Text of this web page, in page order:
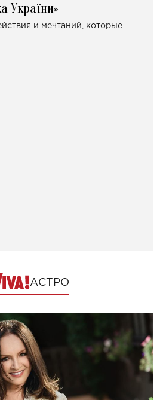
України»
и мечтаний, которые
АСТРО